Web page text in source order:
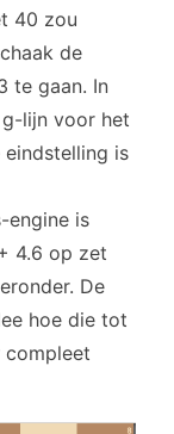
40 zou
de
te gaan. In
lijn voor het
is
engine is
4.6 op zet
De
hoe die tot
compleet